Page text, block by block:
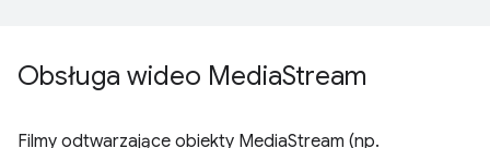
Obsługa wideo MediaStream
Filmy odtwarzające obiekty MediaStream (np.